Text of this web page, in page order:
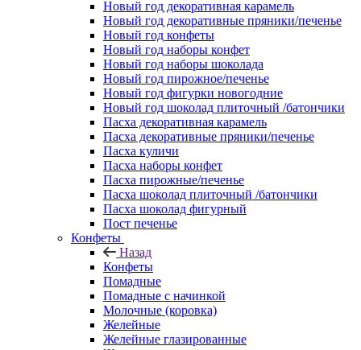
Новый год декоративная карамель
Новый год декоративные пряники/печенье
Новый год конфеты
Новый год наборы конфет
Новый год наборы шоколада
Новый год пирожное/печенье
Новый год фигурки новогодние
Новый год шоколад плиточный /батончики
Пасха декоративная карамель
Пасха декоративные пряники/печенье
Пасха куличи
Пасха наборы конфет
Пасха пирожные/печенье
Пасха шоколад плиточный /батончики
Пасха шоколад фигурный
Пост печенье
Конфеты
Назад
Конфеты
Помадные
Помадные с начинкой
Молочные (коровка)
Желейные
Желейные глазированные